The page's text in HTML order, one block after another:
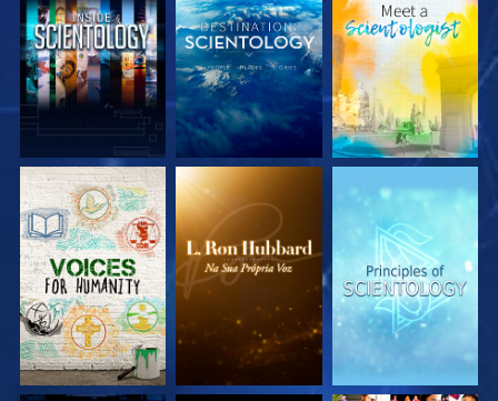
EXPLORE A SÉRIE EXPLORE A SÉRIE EXPLORE A SÉRIE